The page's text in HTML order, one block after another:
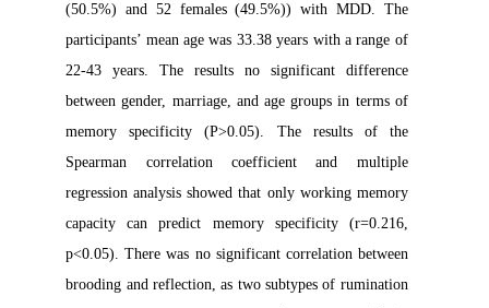
(50.5%) and 52 females (49.5%)) with MDD. The
participants’ mean age was 33.38 years with a range of
22-43 years. The results no significant difference
between gender, marriage, and age groups in terms of
memory specificity (P>0.05). The results of the
Spearman correlation coefficient and multiple
regression analysis showed that only working memory
capacity can predict memory specificity (r=0.216,
p<0.05). There was no significant correlation between
brooding and reflection, as two subtypes of rumination